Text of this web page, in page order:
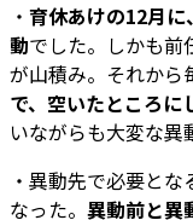
・ 育休あけの12月
動でした。しかも前
が山積み。それから
で、空いたところに
いながらも大変な異
・異動先で必要と
なった。 異動前と異